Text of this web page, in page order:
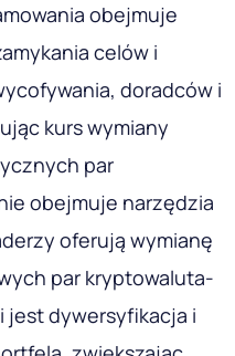
obejmuje
celów i
doradców i
kurs wymiany
par
obejmuje narzędzia
oferują wymianę
par kryptowaluta-
jest dywersyfikacja i